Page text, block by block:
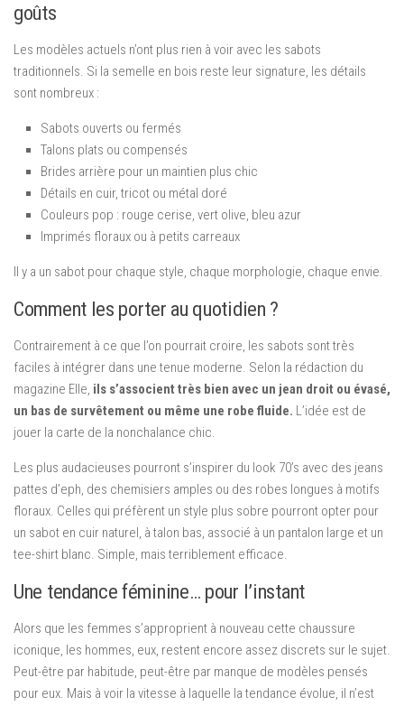
goûts
Les modèles actuels n’ont plus rien à voir avec les sabots
traditionnels. Si la semelle en bois reste leur signature, les détails
sont nombreux :
Sabots ouverts ou fermés
Talons plats ou compensés
Brides arrière pour un maintien plus chic
Détails en cuir, tricot ou métal doré
Couleurs pop : rouge cerise, vert olive, bleu azur
Imprimés floraux ou à petits carreaux
Il y a un sabot pour chaque style, chaque morphologie, chaque envie.
Comment les porter au quotidien ?
Contrairement à ce que l’on pourrait croire, les sabots sont très
faciles à intégrer dans une tenue moderne. Selon la rédaction du
magazine Elle, ils s’associent très bien avec un jean droit ou évasé,
un bas de survêtement ou même une robe fluide. L’idée est de
jouer la carte de la nonchalance chic.
Les plus audacieuses pourront s’inspirer du look 70’s avec des jeans
pattes d’eph, des chemisiers amples ou des robes longues à motifs
floraux. Celles qui préfèrent un style plus sobre pourront opter pour
un sabot en cuir naturel, à talon bas, associé à un pantalon large et un
tee-shirt blanc. Simple, mais terriblement efficace.
Une tendance féminine… pour l’instant
Alors que les femmes s’approprient à nouveau cette chaussure
iconique, les hommes, eux, restent encore assez discrets sur le sujet.
Peut-être par habitude, peut-être par manque de modèles pensés
pour eux. Mais à voir la vitesse à laquelle la tendance évolue, il n’est